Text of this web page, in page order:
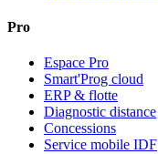
Pro
Espace Pro
Smart'Prog cloud
ERP & flotte
Diagnostic distance
Concessions
Service mobile IDF